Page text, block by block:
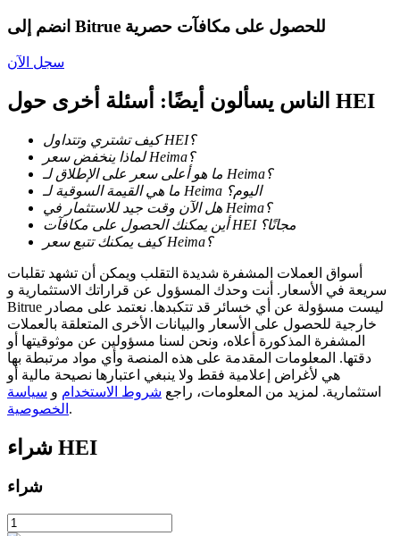
Launchpool
عمليات احتجاز BTR
استثمارات حصرية لحاملي BTR
القروض
انضم إلى Bitrue للحصول على مكافآت حصرية
سجل الآن
الناس يسألون أيضًا: أسئلة أخرى حول HEI
كيف تشتري وتتداول HEI؟
لماذا ينخفض سعر Heima؟
ما هو أعلى سعر على الإطلاق لـ Heima؟
ما هي القيمة السوقية لـ Heima اليوم؟
هل الآن وقت جيد للاستثمار في Heima؟
أين يمكنك الحصول على مكافآت HEI مجانًا؟
كيف يمكنك تتبع سعر Heima؟
أسواق العملات المشفرة شديدة التقلب ويمكن أن تشهد تقلبات
سريعة في الأسعار. أنت وحدك المسؤول عن قراراتك الاستثمارية و
Bitrue ليست مسؤولة عن أي خسائر قد تتكبدها. نعتمد على مصادر
خارجية للحصول على الأسعار والبيانات الأخرى المتعلقة بالعملات
المشفرة المذكورة أعلاه، ونحن لسنا مسؤولين عن موثوقيتها أو
دقتها. المعلومات المقدمة على هذه المنصة وأي مواد مرتبطة بها
هي لأغراض إعلامية فقط ولا ينبغي اعتبارها نصيحة مالية أو
استثمارية. لمزيد من المعلومات، راجع شروط الاستخدام و سياسة
الخصوصية .
شراء HEI
شراء